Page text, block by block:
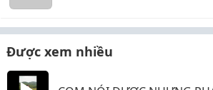
Được xem nhiều